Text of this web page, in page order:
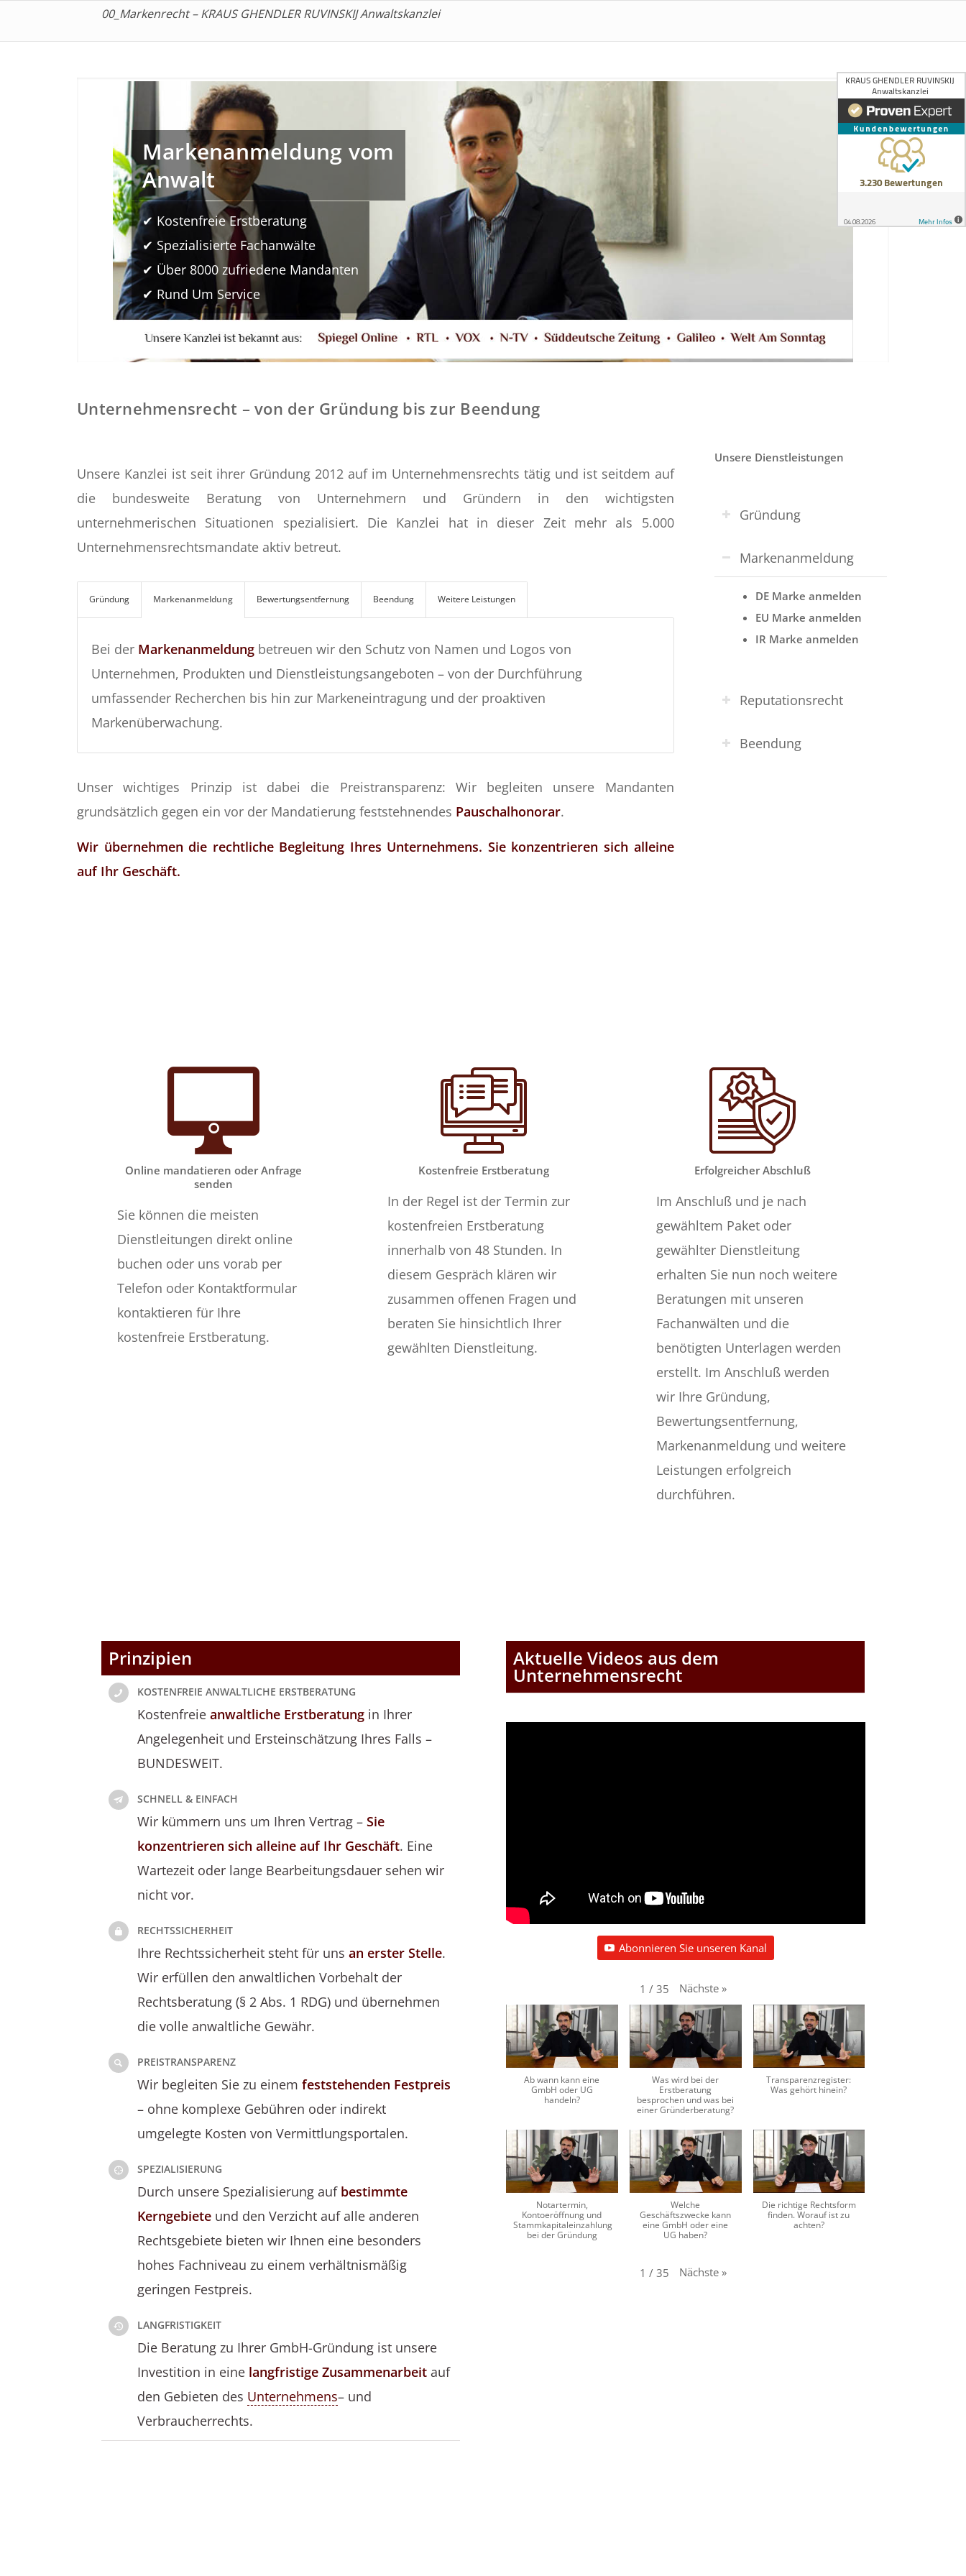
00_Markenrecht – KRAUS GHENDLER RUVINSKIJ Anwaltskanzlei
Markenanmeldung vom
Anwalt
✔ Kostenfreie Erstberatung
✔ Spezialisierte Fachanwälte
✔ Über 8000 zufriedene Mandanten
✔ Rund Um Service
Unternehmensrecht – von der Gründung bis zur Beendung
Unsere Kanzlei ist seit ihrer Gründung 2012 auf im Unternehmensrechts tätig und ist seitdem auf
die bundesweite Beratung von Unternehmern und Gründern in den wichtigsten
unternehmerischen Situationen spezialisiert. Die Kanzlei hat in dieser Zeit mehr als 5.000
Unternehmensrechtsmandate aktiv betreut.
Gründung Markenanmeldung Bewertungsentfernung Beendung Weitere Leistungen
Bei der Markenanmeldung betreuen wir den Schutz von Namen und Logos von
Unternehmen, Produkten und Dienstleistungsangeboten – von der Durchführung
umfassender Recherchen bis hin zur Markeneintragung und der proaktiven
Markenüberwachung.
Unser wichtiges Prinzip ist dabei die Preistransparenz: Wir begleiten unsere Mandanten
grundsätzlich gegen ein vor der Mandatierung feststehnendes Pauschalhonorar.
Wir übernehmen die rechtliche Begleitung Ihres Unternehmens. Sie konzentrieren sich alleine
auf Ihr Geschäft.
Unsere Dienstleistungen
Gründung
Markenanmeldung
DE Marke anmelden
EU Marke anmelden
IR Marke anmelden
Reputationsrecht
Beendung
Online mandatieren oder Anfrage
senden
Sie können die meisten
Dienstleitungen direkt online
buchen oder uns vorab per
Telefon oder Kontaktformular
kontaktieren für Ihre
kostenfreie Erstberatung.
Kostenfreie Erstberatung
In der Regel ist der Termin zur
kostenfreien Erstberatung
innerhalb von 48 Stunden. In
diesem Gespräch klären wir
zusammen offenen Fragen und
beraten Sie hinsichtlich Ihrer
gewählten Dienstleitung.
Erfolgreicher Abschluß
Im Anschluß und je nach
gewähltem Paket oder
gewählter Dienstleitung
erhalten Sie nun noch weitere
Beratungen mit unseren
Fachanwälten und die
benötigten Unterlagen werden
erstellt. Im Anschluß werden
wir Ihre Gründung,
Bewertungsentfernung,
Markenanmeldung und weitere
Leistungen erfolgreich
durchführen.
Prinzipien
KOSTENFREIE ANWALTLICHE ERSTBERATUNG
Kostenfreie anwaltliche Erstberatung in Ihrer
Angelegenheit und Ersteinschätzung Ihres Falls –
BUNDESWEIT.
SCHNELL & EINFACH
Wir kümmern uns um Ihren Vertrag – Sie
konzentrieren sich alleine auf Ihr Geschäft. Eine
Wartezeit oder lange Bearbeitungsdauer sehen wir
nicht vor.
RECHTSSICHERHEIT
Ihre Rechtssicherheit steht für uns an erster Stelle.
Wir erfüllen den anwaltlichen Vorbehalt der
Rechtsberatung (§ 2 Abs. 1 RDG) und übernehmen
die volle anwaltliche Gewähr.
PREISTRANSPARENZ
Wir begleiten Sie zu einem feststehenden Festpreis
– ohne komplexe Gebühren oder indirekt
umgelegte Kosten von Vermittlungsportalen.
SPEZIALISIERUNG
Durch unsere Spezialisierung aufbestimmte
Kerngebieteund den Verzicht auf alle anderen
Rechtsgebiete bieten wir Ihnen eine besonders
hohes Fachniveau zu einem verhältnismäßig
geringen Festpreis.
LANGFRISTIGKEIT
Die Beratung zu Ihrer GmbH-Gründung ist unsere
Investition in eine langfristige Zusammenarbeitauf
den Gebieten des Unternehmens– und
Verbraucherrechts.
Aktuelle Videos aus dem
Unternehmensrecht
Abonnieren Sie unseren Kanal
1 / 35 Nächste »
Ab wann kann eine
GmbH oder UG
handeln?
Was wird bei der
Erstberatung
besprochen und was bei
einer Gründerberatung?
Transparenzregister:
Was gehört hinein?
Notartermin,
Kontoeröffnung und
Stammkapitaleinzahlung
bei der Gründung
Welche
Geschäftszwecke kann
eine GmbH oder eine
UG haben?
Die richtige Rechtsform
finden. Worauf ist zu
achten?
1 / 35 Nächste »